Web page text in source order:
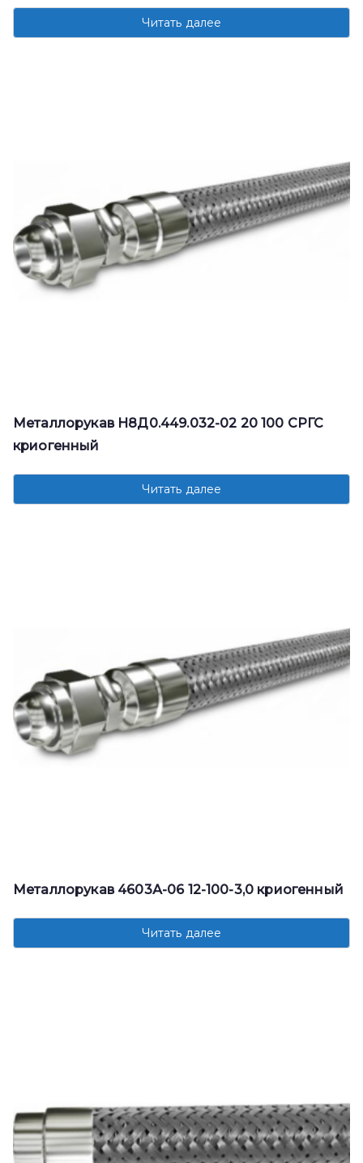
Читать далее
Металлорукав Н8Д0.449.032-02 20 100 СРГС
криогенный
Читать далее
Металлорукав 4603А-06 12-100-3,0 криогенный
Читать далее